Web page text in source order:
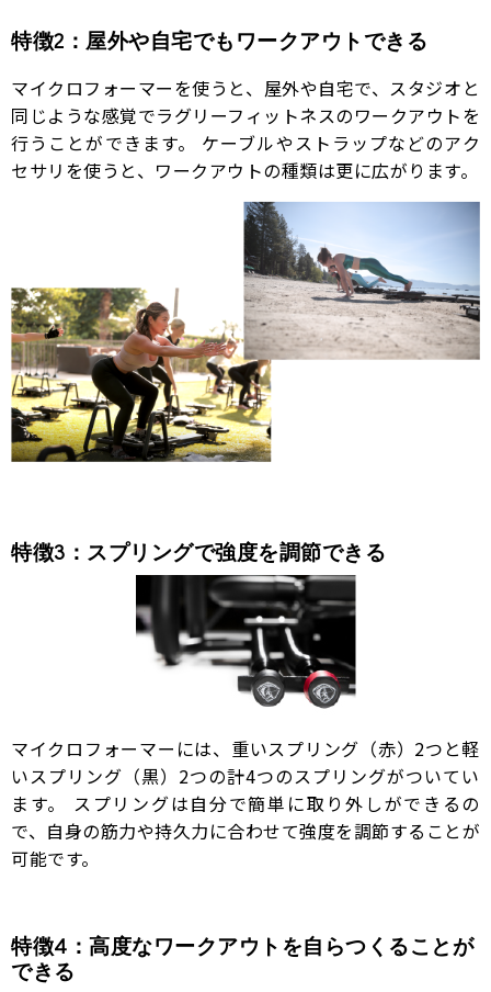
特徴2：屋外や自宅でもワークアウトできる
マイクロフォーマーを使うと、屋外や自宅で、スタジオと
同じような感覚でラグリーフィットネスのワークアウトを
行うことができます。 ケーブルやストラップなどのアク
セサリを使うと、ワークアウトの種類は更に広がります。
特徴3：スプリングで強度を調節できる
マイクロフォーマーには、重いスプリング（赤）2つと軽
いスプリング（黒）2つの計4つのスプリングがついてい
ます。 スプリングは自分で簡単に取り外しができるの
で、自身の筋力や持久力に合わせて強度を調節することが
可能です。
特徴4：高度なワークアウトを自らつくることが
できる